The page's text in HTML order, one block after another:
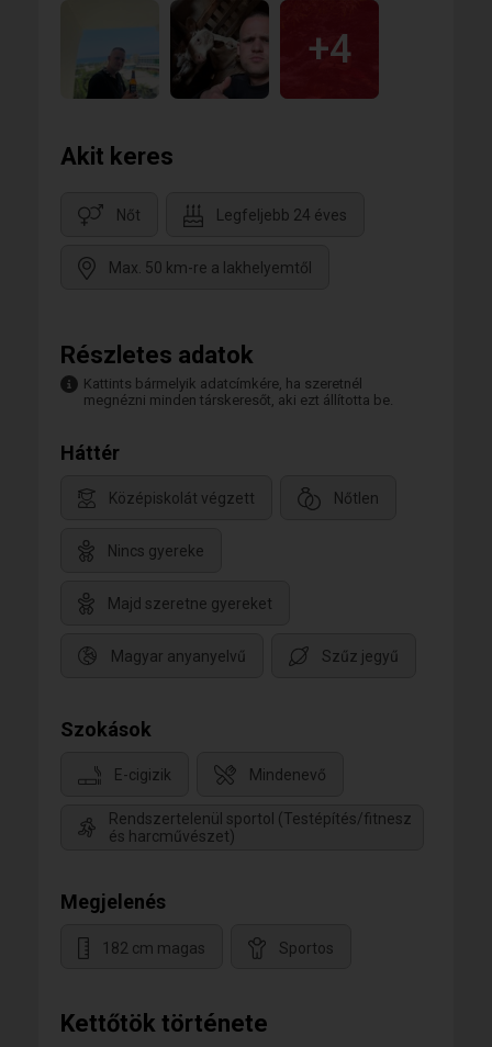
Kettőtök története
+4
Akit keres
Nőt Legfeljebb 24 éves
Max. 50 km-re a lakhelyemtől
Részletes adatok
Kattints bármelyik adatcímkére, ha szeretnél
megnézni minden társkeresőt, aki ezt állította be.
Háttér
Középiskolát végzett Nőtlen
Nincs gyereke
Majd szeretne gyereket
Magyar anyanyelvű Szűz jegyű
Szokások
E-cigizik Mindenevő
Rendszertelenül sportol (Testépítés/fitnesz
és harcművészet)
Megjelenés
182 cm magas Sportos